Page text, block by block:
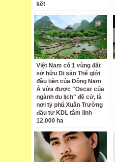
kết
Việt Nam có 1 vùng đất
sở hữu Di sản Thế giới
đầu tiên của Đông Nam
Á vừa được "Oscar của
ngành du lịch" đề cử, là
nơi tỷ phú Xuân Trường
đầu tư KDL tâm linh
12.000 ha